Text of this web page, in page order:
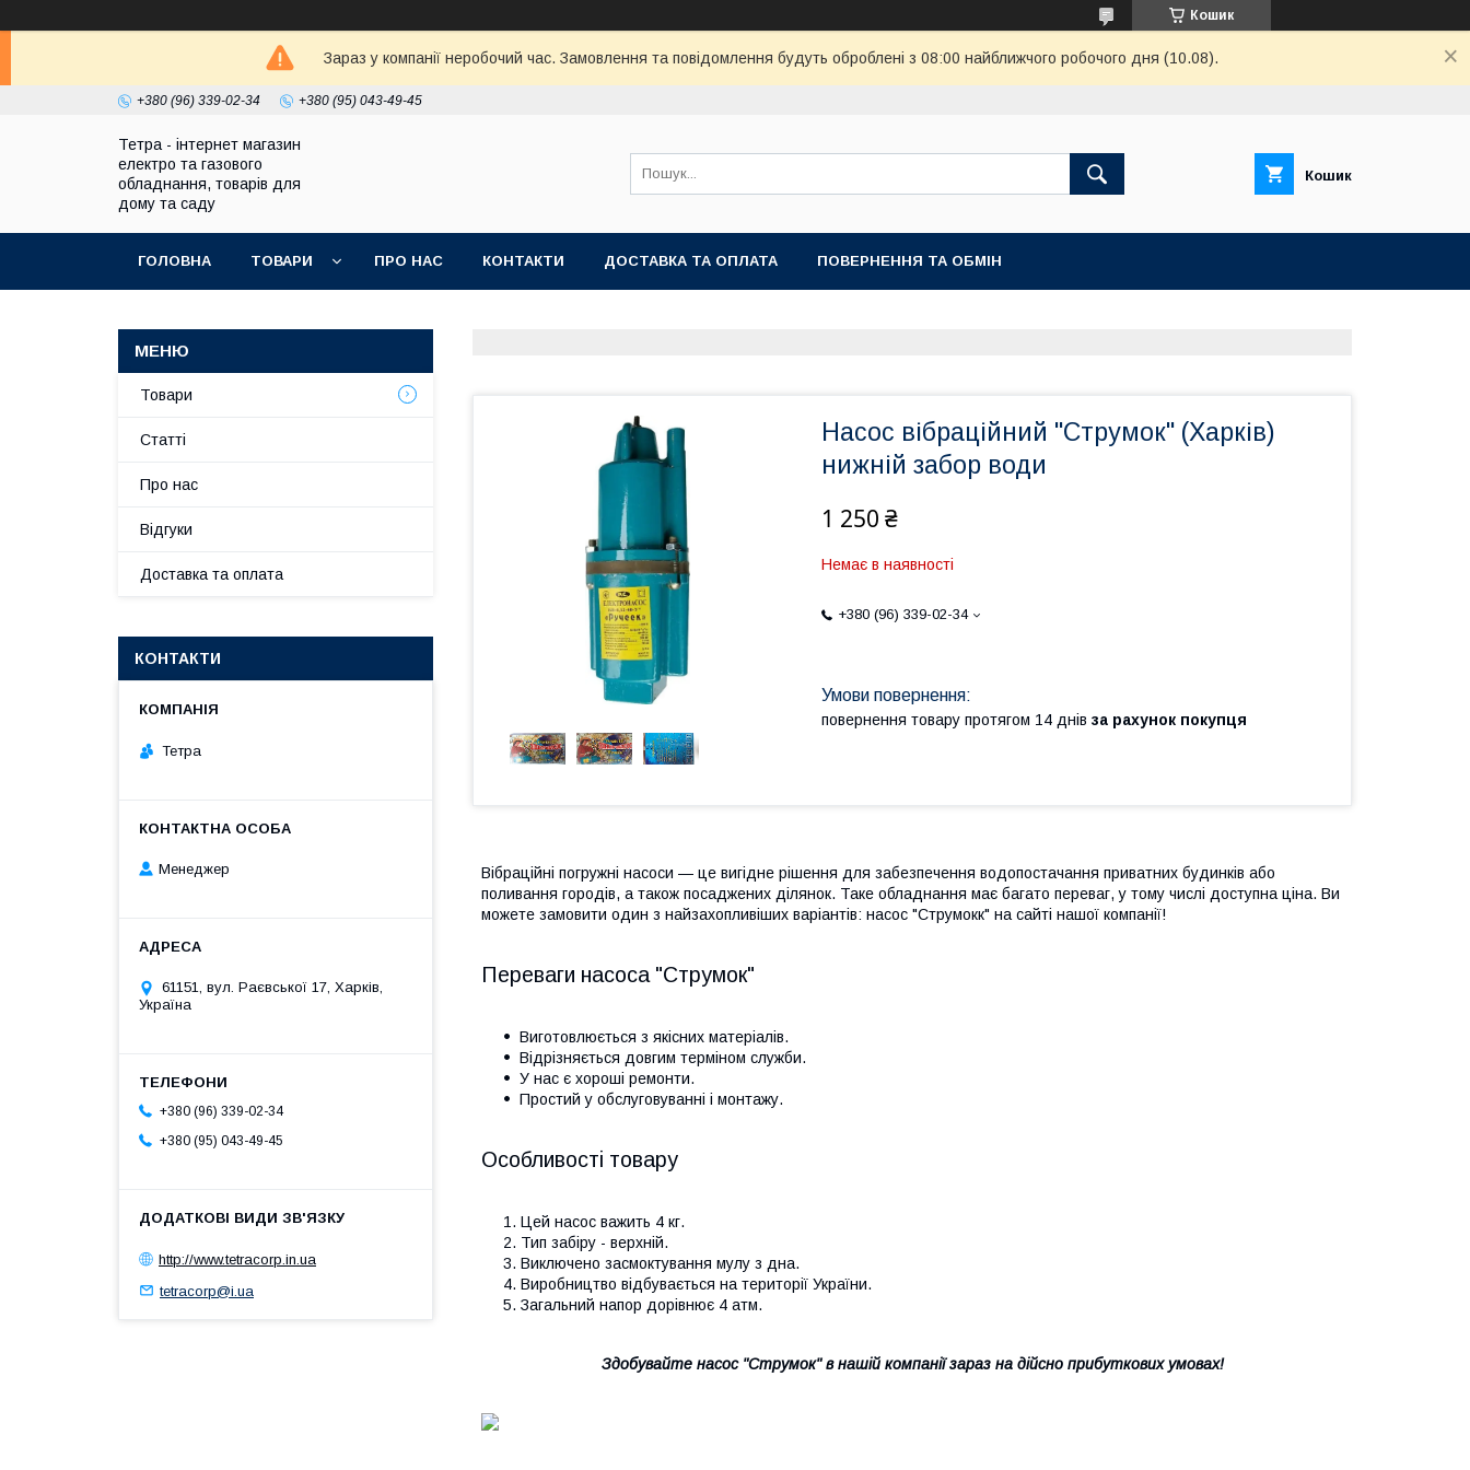
Кошик
Зараз у компанії неробочий час. Замовлення та повідомлення будуть оброблені з 08:00 найближчого робочого дня (10.08).
+380 (96) 339-02-34 +380 (95) 043-49-45
Тетра - інтернет магазин
електро та газового
обладнання, товарів для
дому та саду
Кошик
ГОЛОВНА ТОВАРИ ПРО НАС КОНТАКТИ ДОСТАВКА ТА ОПЛАТА ПОВЕРНЕННЯ ТА ОБМІН
Насос вібраційний "Струмок" (Харків)
нижній забор води
1 250 ₴
Немає в наявності
+380 (96) 339-02-34
повернення товару протягом 14 днів за рахунок покупця
Вібраційні погружні насоси — це вигідне рішення для забезпечення водопостачання приватних будинків або
поливання городів, а також посаджених ділянок. Таке обладнання має багато переваг, у тому числі доступна ціна. Ви
можете замовити один з найзахопливіших варіантів: насос "Струмокк" на сайті нашої компанії!
Переваги насоса "Струмок"
Виготовлюється з якісних матеріалів.
Відрізняється довгим терміном служби.
У нас є хороші ремонти.
Простий у обслуговуванні і монтажу.
Особливості товару
Цей насос важить 4 кг.
Тип забіру - верхній.
Виключено засмоктування мулу з дна.
Виробництво відбувається на території України.
Загальний напор дорівнює 4 атм.
Здобувайте насос "Струмок" в нашій компанії зараз на дійсно прибуткових умовах!
Товари
Статті
Про нас
Відгуки
Доставка та оплата
КОНТАКТИ
Тетра
Менеджер
61151, вул. Раєвської 17, Харків,
Україна
+380 (96) 339-02-34
+380 (95) 043-49-45
http://www.tetracorp.in.ua
tetracorp@i.ua